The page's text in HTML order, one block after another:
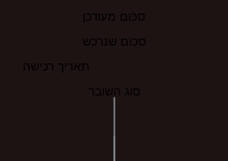
סכום מעודכן
סכום שנרכש
תאריך רכישה
סוג השובר